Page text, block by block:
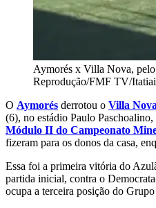
Aymorés x Villa Nova,
Reprodução/FMF TV/
O Aymorés derrotou o Villa Nova
(6), no estádio Paulo
Módulo II do Campeonato
fizeram para os donos da casa,
Essa foi a primeira vitória do
partida inicial, contra o
ocupa a terceira posição do